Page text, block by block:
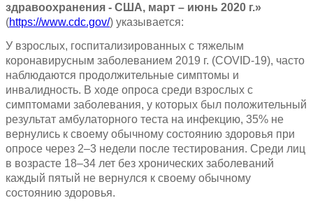
здравоохранения - США, март – июнь 2020 г.»
(https://www.cdc.gov/) указывается:
У взрослых, госпитализированных с тяжелым
коронавирусным заболеванием 2019 г. (COVID-19), часто
наблюдаются продолжительные симптомы и
инвалидность. В ходе опроса среди взрослых с
симптомами заболевания, у которых был положительный
результат амбулаторного теста на инфекцию, 35% не
вернулись к своему обычному состоянию здоровья при
опросе через 2–3 недели после тестирования. Среди лиц
в возрасте 18–34 лет без хронических заболеваний
каждый пятый не вернулся к своему обычному
состоянию здоровья.